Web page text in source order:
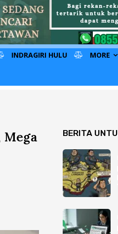
INDRAGIRI HULU MORE
Mega
BERITA